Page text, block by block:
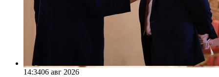
14:3406 авг 2026